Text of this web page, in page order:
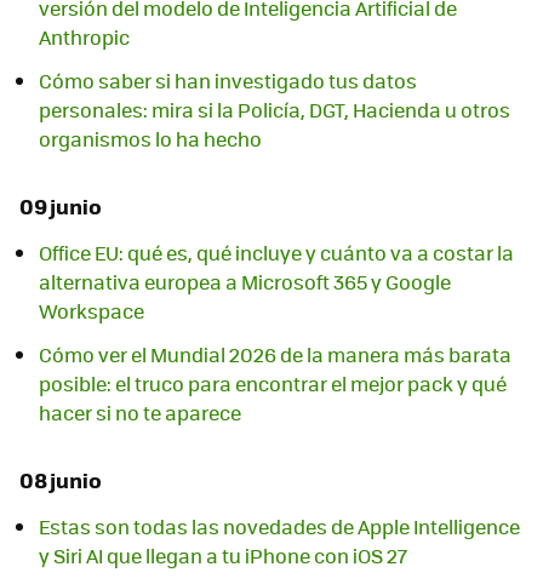
versión del modelo de Inteligencia Artificial de
Anthropic
Cómo saber si han investigado tus datos
personales: mira si la Policía, DGT, Hacienda u otros
organismos lo ha hecho
09 junio
Office EU: qué es, qué incluye y cuánto va a costar la
alternativa europea a Microsoft 365 y Google
Workspace
Cómo ver el Mundial 2026 de la manera más barata
posible: el truco para encontrar el mejor pack y qué
hacer si no te aparece
08 junio
Estas son todas las novedades de Apple Intelligence
y Siri AI que llegan a tu iPhone con iOS 27